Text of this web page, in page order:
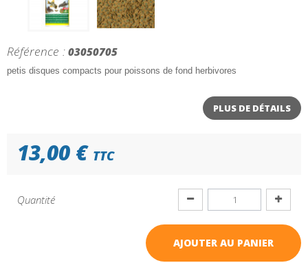
Référence : 03050705
petis disques compacts pour poissons de fond herbivores
PLUS DE DÉTAILS
13,00 € TTC
Quantité
AJOUTER AU PANIER